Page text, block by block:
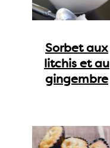
Sorbet aux
litchis et au
gingembre